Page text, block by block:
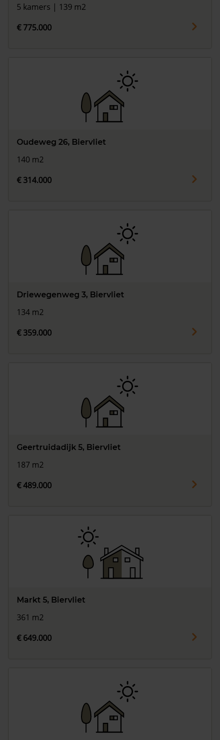
5 kamers | 139 m2
€ 775.000
Oudeweg 26, Biervliet
140 m2
€ 314.000
Driewegenweg 3, Biervliet
134 m2
€ 359.000
Geertruidadijk 5, Biervliet
187 m2
€ 489.000
Markt 5, Biervliet
361 m2
€ 649.000